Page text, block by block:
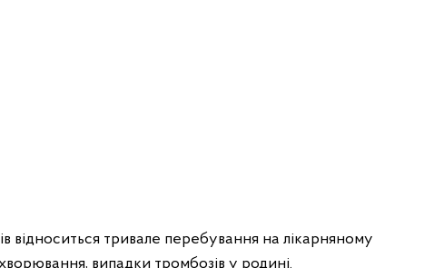
відноситься тривале перебування на лікарняному
випадки тромбозів у родині.